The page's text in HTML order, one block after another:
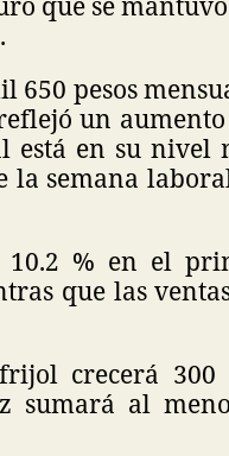
650 pesos
un
está en su nivel
la semana
10.2 % en el
que las
crecerá
sumará al